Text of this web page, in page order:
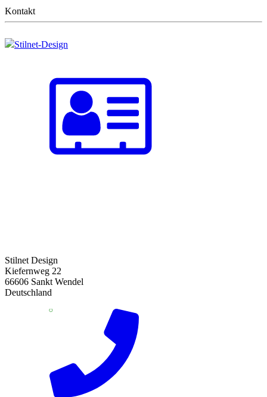
Kontakt
Stilnet-Design
Stilnet Design
Kiefernweg 22
66606 Sankt Wendel
Deutschland